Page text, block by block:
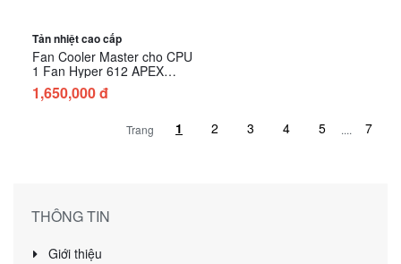
Tản nhiệt cao cấp
Fan Cooler Master cho CPU
1 Fan Hyper 612 APEX
Black
1,650,000 đ
Trang
THÔNG TIN
Giới thiệu